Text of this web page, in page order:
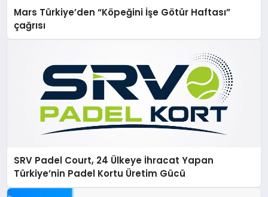
Mars Türkiye’den “Köpeğini İşe Götür Haftası”
çağrısı
SRV Padel Court, 24 Ülkeye İhracat Yapan
Türkiye’nin Padel Kortu Üretim Gücü